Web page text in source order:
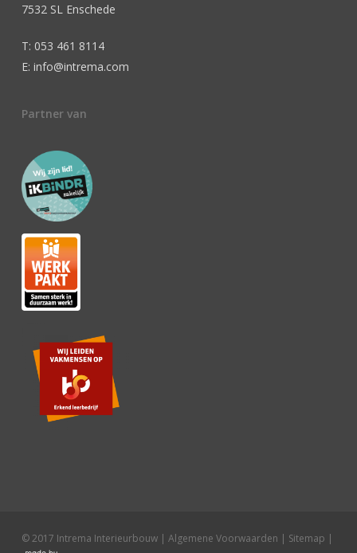
7532 SL Enschede
T: 053 461 8114
E: info@intrema.com
Partner van
© 2017 Intrema Interieurbouw | Algemene Voorwaarden | Sitemap |